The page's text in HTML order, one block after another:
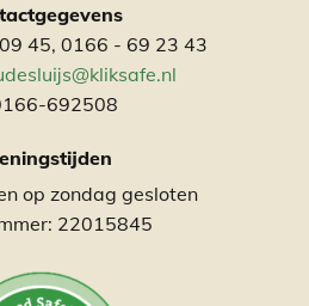
45, 0166 - 69 23 43
692508
op zondag gesloten
22015845